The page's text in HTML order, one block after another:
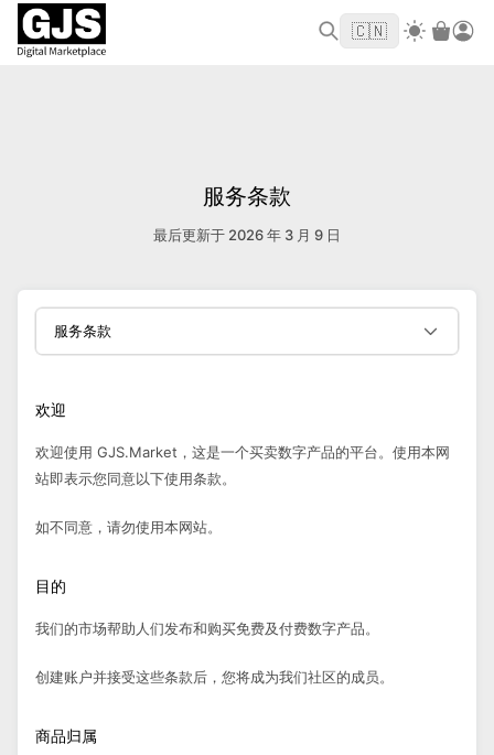
欢迎来到 GJS.MARKET！使用优惠码 WELCOME2026
首单立
🇨🇳
服务条款
最后更新于 2026 年 3 月 9 日
服务条款
欢迎
欢迎使用 GJS.Market，这是一个买卖数字产品的平台。使用本网
站即表示您同意以下使用条款。
如不同意，请勿使用本网站。
目的
我们的市场帮助人们发布和购买免费及付费数字产品。
创建账户并接受这些条款后，您将成为我们社区的成员。
商品归属